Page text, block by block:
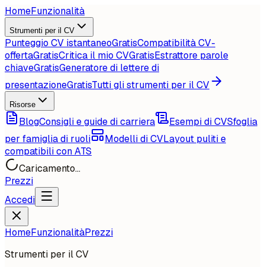
HomeFunzionalità
Strumenti per il CV
Punteggio CV istantaneoGratisCompatibilità CV-
offertaGratisCritica il mio CVGratisEstrattore parole
chiaveGratisGeneratore di lettere di
presentazioneGratisTutti gli strumenti per il CV
Risorse
BlogConsigli e guide di carriera Esempi di CVSfoglia
per famiglia di ruoli
Modelli di CVLayout puliti e
compatibili con ATS
Caricamento...
Prezzi
Accedi
HomeFunzionalitàPrezzi
Strumenti per il CV